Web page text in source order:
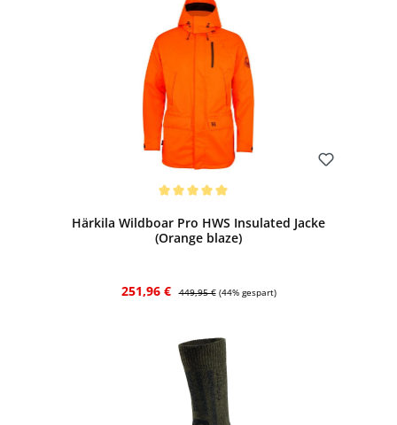
Härkila Wildboar Pro HWS Insulated Jacke
(Orange blaze)
Verkaufspreis:
251,96 € Regulärer Preis:
449,95 € (44% gespart)